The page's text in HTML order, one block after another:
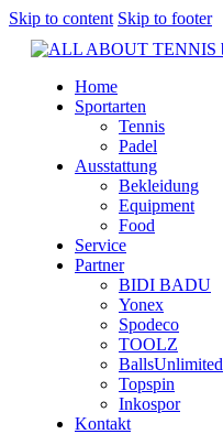
Skip to content Skip to footer
Home
Sportarten
Tennis
Padel
Ausstattung
Bekleidung
Equipment
Food
Service
Partner
BIDI BADU
Yonex
Spodeco
TOOLZ
BallsUnlimited
Topspin
Inkospor
Kontakt